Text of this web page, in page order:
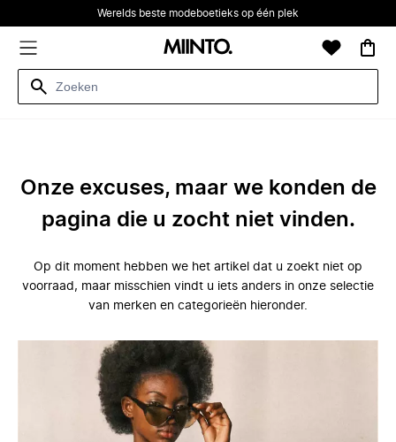
Werelds beste modeboetieks op één plek
Onze excuses, maar we konden de
pagina die u zocht niet vinden.
Op dit moment hebben we het artikel dat u zoekt niet op
voorraad, maar misschien vindt u iets anders in onze selectie
van merken en categorieën hieronder.